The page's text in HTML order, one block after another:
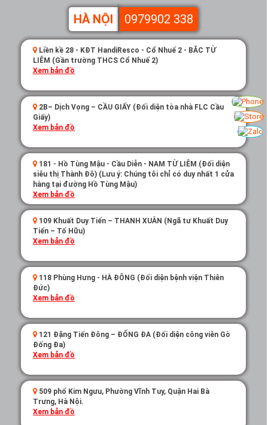
HÀ NỘI 0979902 338
Liền kề 28 - KĐT HandiResco - Cổ Nhuế 2 - BẮC TỪ
LIÊM (Gần trường THCS Cổ Nhuế 2)
Xem bản đồ
2B– Dịch Vọng – CẦU GIẤY (Đối diện tòa nhà FLC Cầu
Giấy)
Xem bản đồ
181 - Hồ Tùng Mậu - Cầu Diễn - NAM TỪ LIÊM (Đối diện
siêu thị Thành Đô) (Lưu ý: Chúng tôi chỉ có duy nhất 1 cửa
hàng tại đường Hồ Tùng Mậu)
Xem bản đồ
109 Khuất Duy Tiến – THANH XUÂN (Ngã tư Khuất Duy
Tiến – Tố Hữu)
Xem bản đồ
118 Phùng Hưng - HÀ ĐÔNG (Đối diện bệnh viện Thiên
Đức)
Xem bản đồ
121 Đặng Tiến Đông – ĐỐNG ĐA (Đối diện công viên Gò
Đống Đa)
Xem bản đồ
509 phố Kim Ngưu, Phường Vĩnh Tuy, Quận Hai Bà
Trưng, Hà Nội.
Xem bản đồ